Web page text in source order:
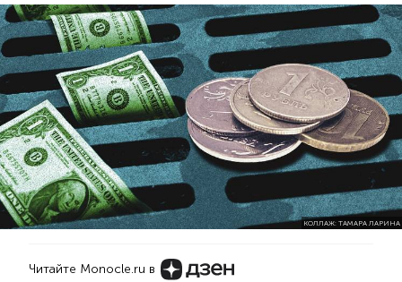
КОЛЛАЖ: ТАМАРА ЛАРИНА
Читайте Monocle.ru в